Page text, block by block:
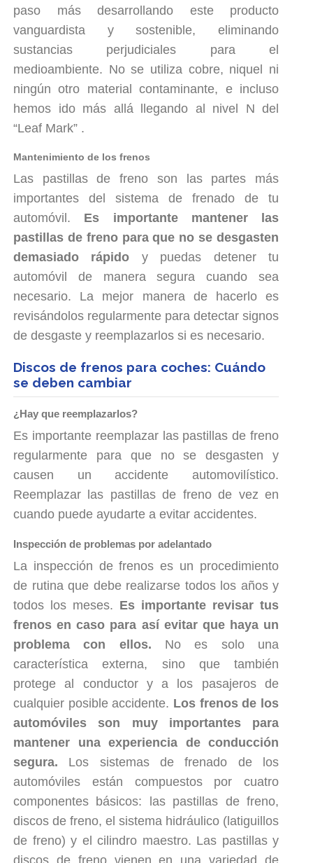
paso más desarrollando este producto
vanguardista y sostenible, eliminando
sustancias perjudiciales para el
medioambiente. No se utiliza cobre, niquel ni
ningún otro material contaminante, e incluso
hemos ido más allá llegando al nivel N del
“Leaf Mark” .
Mantenimiento de los frenos
Las pastillas de freno son las partes más
importantes del sistema de frenado de tu
automóvil. Es importante mantener las
pastillas de freno para que no se desgasten
demasiado rápido y puedas detener tu
automóvil de manera segura cuando sea
necesario. La mejor manera de hacerlo es
revisándolos regularmente para detectar signos
de desgaste y reemplazarlos si es necesario.
Discos de frenos para coches: Cuándo
se deben cambiar
¿Hay que reemplazarlos?
Es importante reemplazar las pastillas de freno
regularmente para que no se desgasten y
causen un accidente automovilístico.
Reemplazar las pastillas de freno de vez en
cuando puede ayudarte a evitar accidentes.
Inspección de problemas por adelantado
La inspección de frenos es un procedimiento
de rutina que debe realizarse todos los años y
todos los meses. Es importante revisar tus
frenos en caso para así evitar que haya un
problema con ellos. No es solo una
característica externa, sino que también
protege al conductor y a los pasajeros de
cualquier posible accidente. Los frenos de los
automóviles son muy importantes para
mantener una experiencia de conducción
segura. Los sistemas de frenado de los
automóviles están compuestos por cuatro
componentes básicos: las pastillas de freno,
discos de freno, el sistema hidráulico (latiguillos
de freno) y el cilindro maestro. Las pastillas y